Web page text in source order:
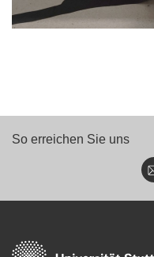
So erreichen Sie uns